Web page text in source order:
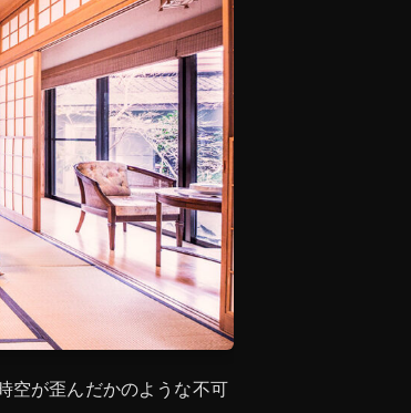
空が歪んだかのような不可